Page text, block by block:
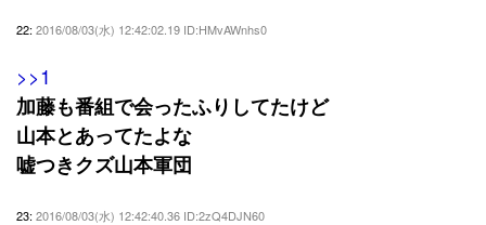
22: 2016/08/03(水) 12:42:02.19 ID:HMvAWnhs0
>>1
加藤も番組で会ったふりしてたけど
山本とあってたよな
嘘つきクズ山本軍団
23: 2016/08/03(水) 12:42:40.36 ID:2zQ4DJN60